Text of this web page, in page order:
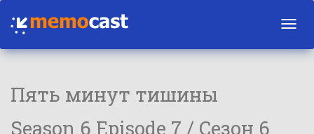
Пять минут тишины
Season 6 Episode 7 / Сезон 6